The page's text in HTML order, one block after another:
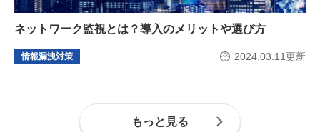
ネットワーク監視とは？導入のメリットや選び方
情報漏洩対策 2024.03.11更新
もっと見る